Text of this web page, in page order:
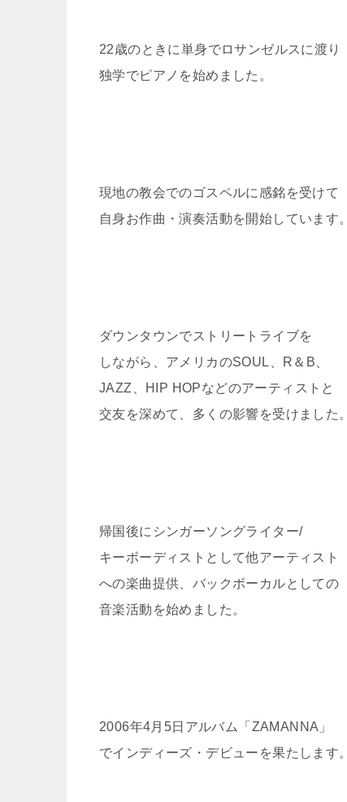
22歳のときに単身でロサンゼルスに渡り
独学でピアノを始めました。
現地の教会でのゴスペルに感銘を受けて
自身お作曲・演奏活動を開始しています。
ダウンタウンでストリートライブを
しながら、アメリカのSOUL、R＆B、
JAZZ、HIP HOPなどのアーティストと
交友を深めて、多くの影響を受けました。
帰国後にシンガーソングライター/
キーボーディストとして他アーティスト
への楽曲提供、バックボーカルとしての
音楽活動を始めました。
2006年4月5日アルバム「ZAMANNA」
でインディーズ・デビューを果たします。